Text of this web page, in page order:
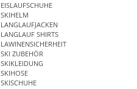
EISLAUFSCHUHE
SKIHELM
LANGLAUFJACKEN
LANGLAUF SHIRTS
LAWINENSICHERHEIT
SKI ZUBEHÖR
SKIKLEIDUNG
SKIHOSE
SKISCHUHE